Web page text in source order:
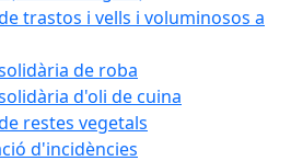
trastos i vells i voluminosos a
de roba
d'oli de cuina
restes vegetals
d'incidències